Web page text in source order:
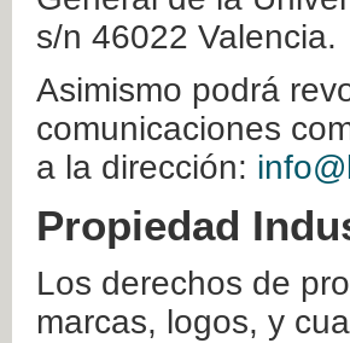
s/n 46022 Valencia.
Asimismo podrá
comunicaciones
a la dirección:
Propiedad
Los derechos de
marcas, logos, y